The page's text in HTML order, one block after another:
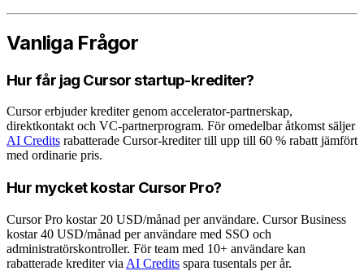
Vanliga Frågor
Hur får jag Cursor startup-krediter?
Cursor erbjuder krediter genom accelerator-partnerskap,
direktkontakt och VC-partnerprogram. För omedelbar åtkomst säljer
AI Credits rabatterade Cursor-krediter till upp till 60 % rabatt jämfört
med ordinarie pris.
Hur mycket kostar Cursor Pro?
Cursor Pro kostar 20 USD/månad per användare. Cursor Business
kostar 40 USD/månad per användare med SSO och
administratörskontroller. För team med 10+ användare kan
rabatterade krediter via AI Credits spara tusentals per år.